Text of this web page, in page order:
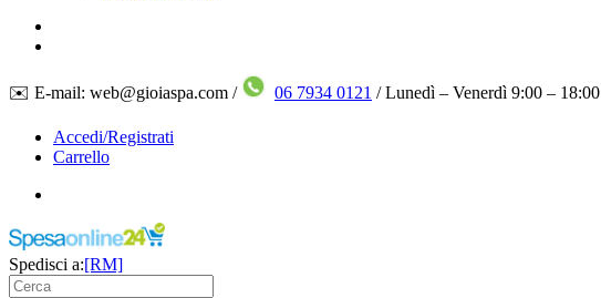
✉️ E-mail: web@gioiaspa.com / 06 7934 0121 / Lunedì – Venerdì 9:00 – 18:00
Accedi/Registrati
Carrello
Spedisci a:[RM]